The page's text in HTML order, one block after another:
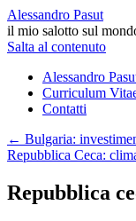
Alessandro Pasut
il mio salotto sul
Salta al contenuto
Alessandro
Curriculum
Contatti
← Bulgaria:
Repubblica Ceca:
Repubblica